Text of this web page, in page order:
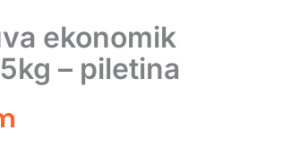
ekonomik
– piletina